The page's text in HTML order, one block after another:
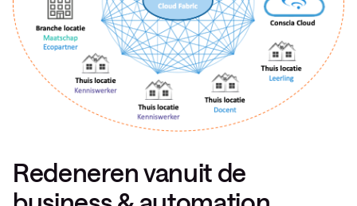
Redeneren vanuit de